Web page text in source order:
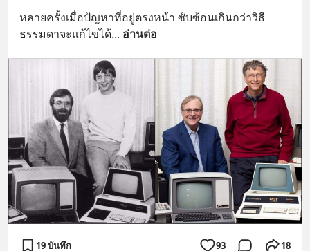
หลายครั้งเมื่อปัญหาที่อยู่ตรงหน้า ซับซ้อนเกินกว่าวิธี
ธรรมดาจะแก้ไขได้... อ่านต่อ
19 บันทึก 93 18